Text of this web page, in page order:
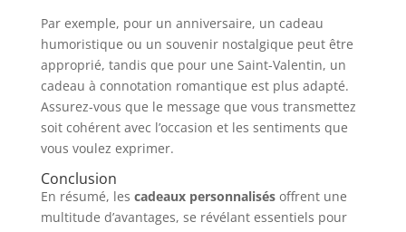
Par exemple, pour un anniversaire, un cadeau
humoristique ou un souvenir nostalgique peut être
approprié, tandis que pour une Saint-Valentin, un
cadeau à connotation romantique est plus adapté.
Assurez-vous que le message que vous transmettez
soit cohérent avec l’occasion et les sentiments que
vous voulez exprimer.
Conclusion
En résumé, les cadeaux personnalisésoffrent une
multitude d’avantages, se révélant essentiels pour